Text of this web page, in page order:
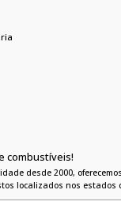
combustíveis!
desde 2000,
localizados nos estados